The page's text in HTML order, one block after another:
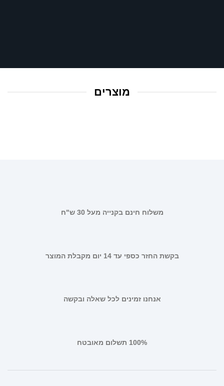
מוצרים
משלוח חינם בקנייה מעל 30 ש"ח
בקשת החזר כספי עד 14 יום מקבלת המוצר
אנחנו זמינים לכל שאלה ובקשה
100% תשלום מאובטח